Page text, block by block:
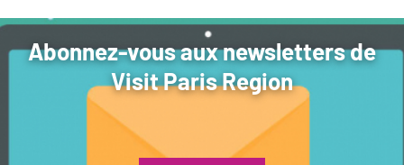
Abonnez-vous aux newsletters de
Visit Paris Region